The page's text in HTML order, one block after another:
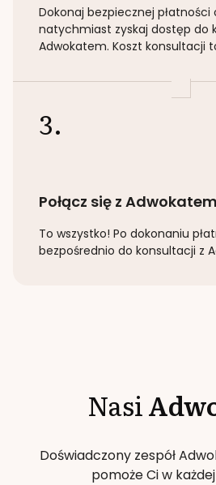
Dokonaj bezpiecznej płatności
natychmiast zyskaj dostęp do
Adwokatem. Koszt konsultacji
3.
Połącz się z Adwokatem
To wszystko! Po dokonaniu
bezpośrednio do konsultacji z
Nasi
Doświadczony zespół
pomoże Ci w